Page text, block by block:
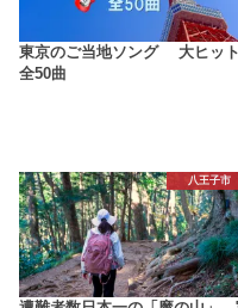
東京のご当地ソング 大ヒット
全50曲
八王子市